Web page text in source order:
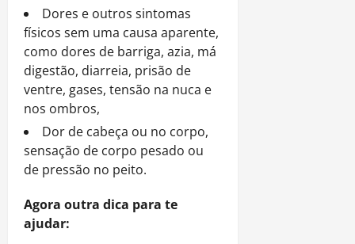
Dores e outros sintomas
físicos sem uma causa aparente,
como dores de barriga, azia, má
digestão, diarreia, prisão de
ventre, gases, tensão na nuca e
nos ombros,
Dor de cabeça ou no corpo,
sensação de corpo pesado ou
de pressão no peito.
Agora outra dica para te
ajudar: